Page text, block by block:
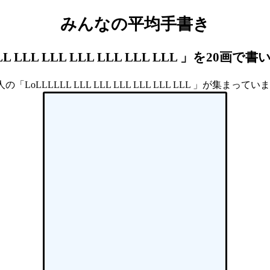
みんなの平均手書き
LLL LLL LLL LLL LLL LLL 」を20画で書
の「LoLLLLLL LLL LLL LLL LLL LLL LLL 」が集まってい